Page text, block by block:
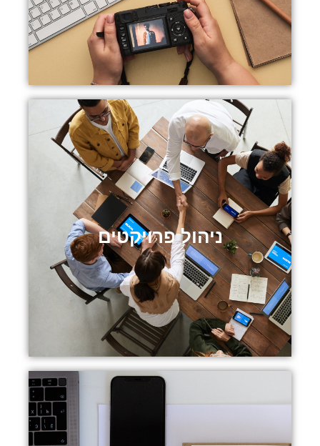
נחיתה התואמים את עולם התוכן וכן את העולם הדינאמי והמשתנה
בו אנו מצויים
ניהול פרויקטים
ניהול פרויקטים
אנו מתמחים בניהול פרויקטים הנשען על כלים ומתודולוגיות העבודה
החדשניות בתחום במטרה להפוך כל פרויקט ויעד ארגוני לתהליך
אפקטיבי עם חשיבה לטווח ארוך ויצירת הלימה מקסימלית לתכנית
העסקית של הארגון. ניהול פרויקט המנוהל בצמוד לתקציב וזמן
מוגדר